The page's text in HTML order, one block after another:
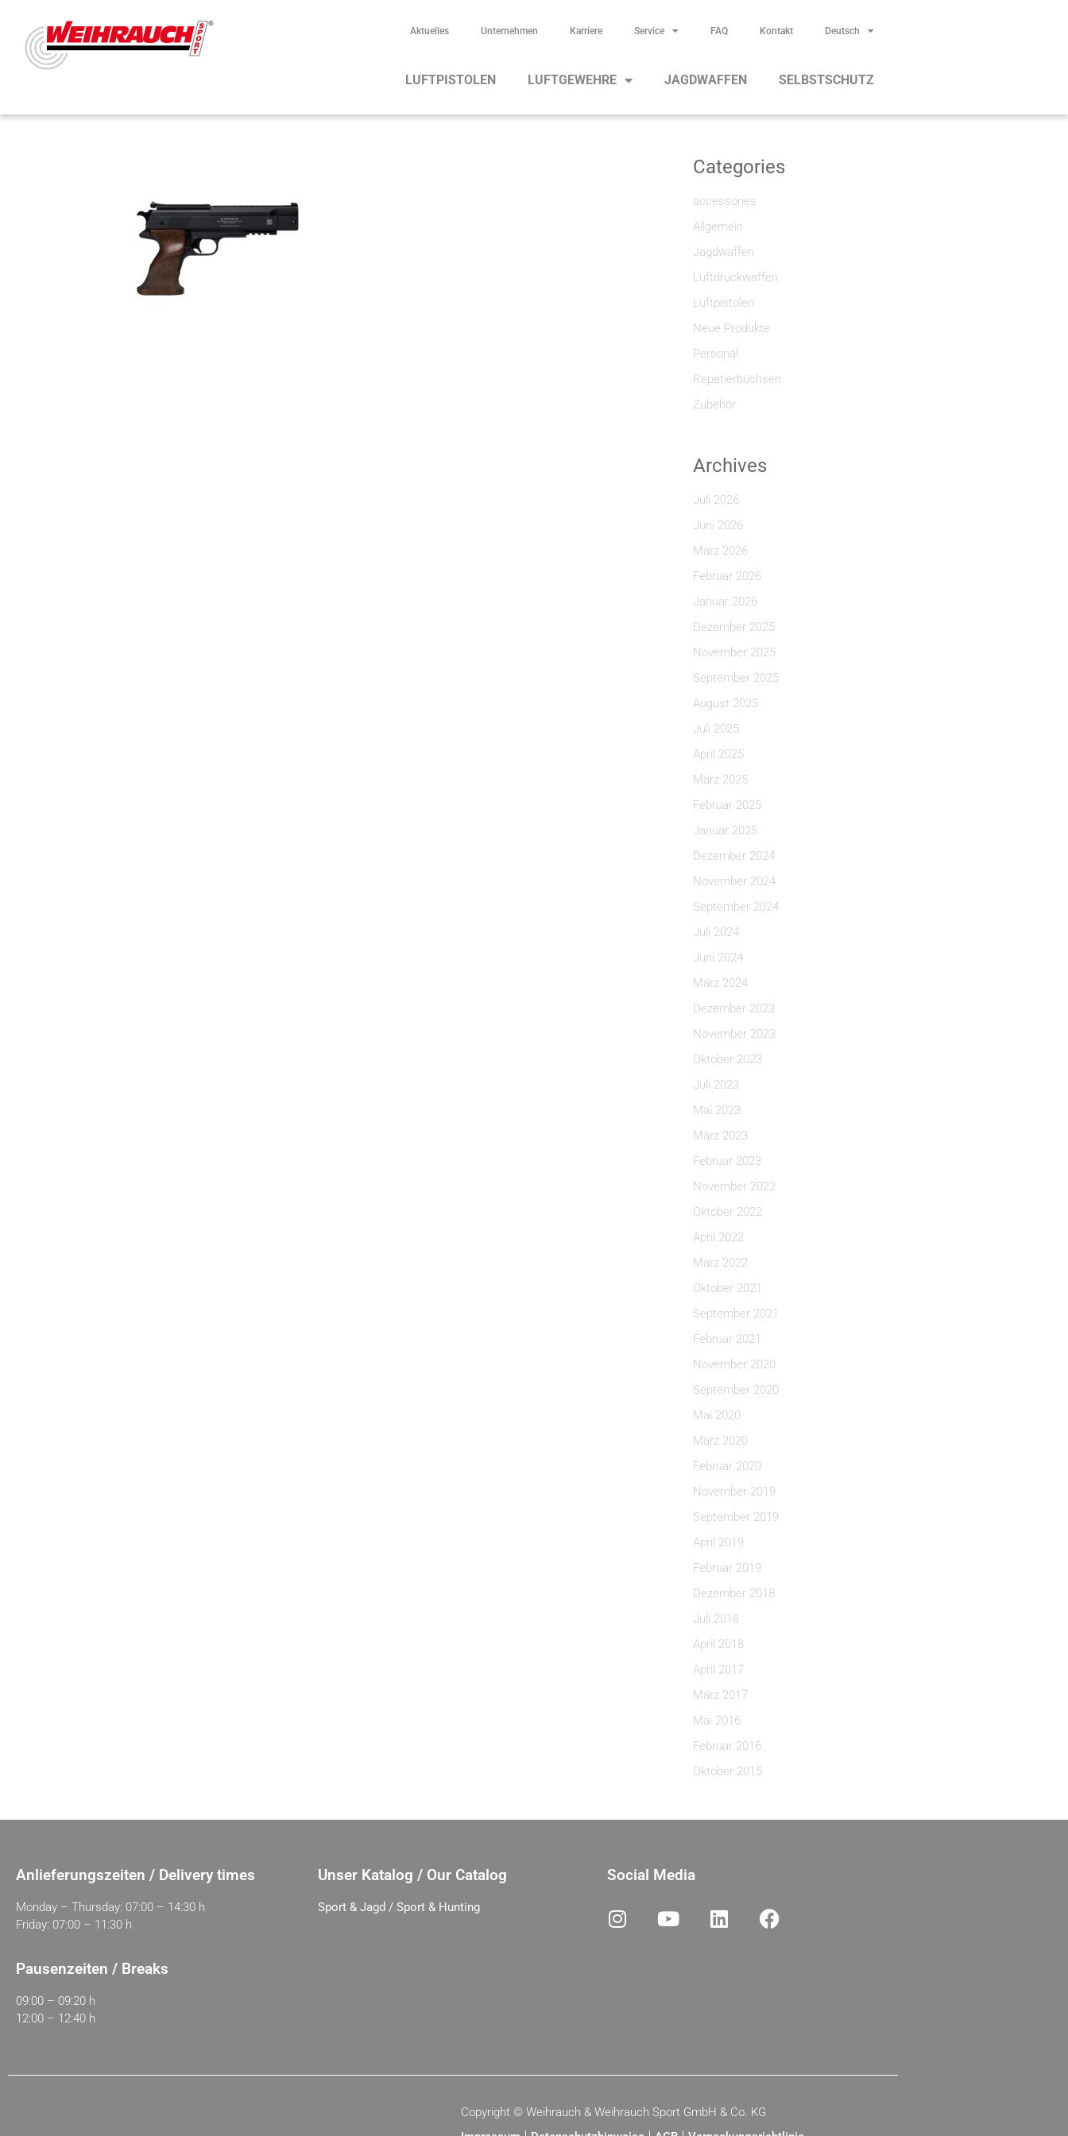
Aktuelles Unternehmen Karriere Service FAQ Kontakt Deutsch
LUFTPISTOLEN LUFTGEWEHRE JAGDWAFFEN SELBSTSCHUTZ
Categories
accessories
Allgemein
Jagdwaffen
Luftdruckwaffen
Luftpistolen
Neue Produkte
Personal
Repetierbüchsen
Zubehör
Archives
Juli 2026
Juni 2026
März 2026
Februar 2026
Januar 2026
Dezember 2025
November 2025
September 2025
August 2025
Juli 2025
April 2025
März 2025
Februar 2025
Januar 2025
Dezember 2024
November 2024
September 2024
Juli 2024
Juni 2024
März 2024
Dezember 2023
November 2023
Oktober 2023
Juli 2023
Mai 2023
März 2023
Februar 2023
November 2022
Oktober 2022
April 2022
März 2022
Oktober 2021
September 2021
Februar 2021
November 2020
September 2020
Mai 2020
März 2020
Februar 2020
November 2019
September 2019
April 2019
Februar 2019
Dezember 2018
Juli 2018
April 2018
April 2017
März 2017
Mai 2016
Februar 2016
Oktober 2015
Anlieferungszeiten / Delivery times
Monday – Thursday: 07:00 – 14:30 h
Friday: 07:00 – 11:30 h
Pausenzeiten / Breaks
09:00 – 09:20 h
12:00 – 12:40 h
Unser Katalog / Our Catalog
Sport & Jagd / Sport & Hunting
Social Media
Copyright © Weihrauch & Weihrauch Sport GmbH & Co. KG